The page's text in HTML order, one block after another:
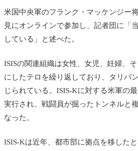
米国中央軍のフランク・マッケンジー
見にオンラインで参加し、記者団に「
している」と述べた。
ISISの関連組織は女性、女児、妊婦、
にしたテロを繰り返しており、タリバ
じられている。ISIS-Kに対する米軍の
実行され、戦闘員が掘ったトンネルと
なった。
ISIS-Kは近年、都市部に拠点を移した